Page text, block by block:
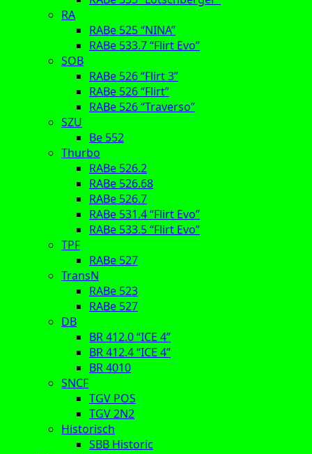
RA
RABe 525 “NINA”
RABe 533.7 “Flirt Evo”
SOB
RABe 526 “Flirt 3”
RABe 526 “Flirt”
RABe 526 “Traverso”
SZU
Be 552
Thurbo
RABe 526.2
RABe 526.68
RABe 526.7
RABe 531.4 “Flirt Evo”
RABe 533.5 “Flirt Evo”
TPF
RABe 527
TransN
RABe 523
RABe 527
DB
BR 412.0 “ICE 4”
BR 412.4 “ICE 4”
BR 4010
SNCF
TGV POS
TGV 2N2
Historisch
SBB Historic